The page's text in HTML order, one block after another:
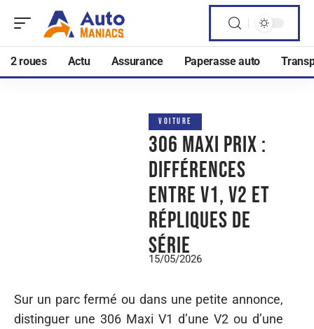
2 roues Actu Assurance Paperasse auto
VOITURE
306 Maxi prix :
différences
entre V1, V2 et
répliques de
série
15/05/2026
Sur un parc fermé ou dans une petite annonce,
distinguer une 306 Maxi V1 d’une V2 ou d’une